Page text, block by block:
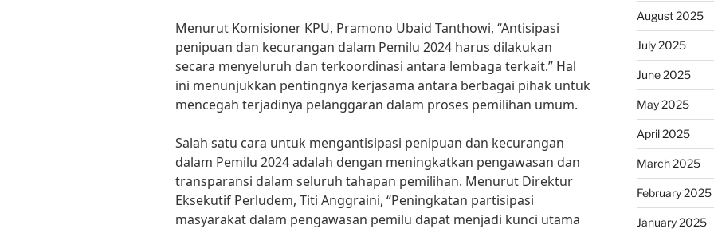
Menurut Komisioner KPU, Pramono Ubaid Tanthowi, “Antisipasi
penipuan dan kecurangan dalam Pemilu 2024 harus dilakukan
secara menyeluruh dan terkoordinasi antara lembaga terkait.” Hal
ini menunjukkan pentingnya kerjasama antara berbagai pihak untuk
mencegah terjadinya pelanggaran dalam proses pemilihan umum.
Salah satu cara untuk mengantisipasi penipuan dan kecurangan
dalam Pemilu 2024 adalah dengan meningkatkan pengawasan dan
transparansi dalam seluruh tahapan pemilihan. Menurut Direktur
Eksekutif Perludem, Titi Anggraini, “Peningkatan partisipasi
masyarakat dalam pengawasan pemilu dapat menjadi kunci utama
August 2025
July 2025
June 2025
May 2025
April 2025
March 2025
February 2025
January 2025